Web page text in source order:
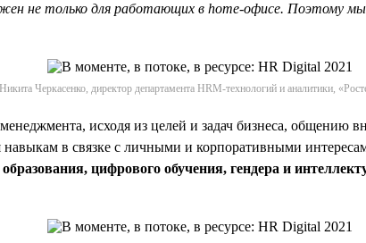
не только для работающих в home-офисе. Поэтому
Никита Черкасенко, директор департамента HRM-технологий и аналитики,
исходя из целей и задач бизнеса,
в связке с личными и корпоративными
цифрового обучения, гендера и